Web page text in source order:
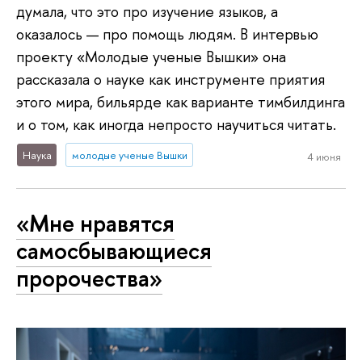
думала, что это про изучение языков, а
оказалось — про помощь людям. В интервью
проекту «Молодые ученые Вышки» она
рассказала о науке как инструменте приятия
этого мира, бильярде как варианте тимбилдинга
и о том, как иногда непросто научиться читать.
Наука молодые ученые Вышки 4 июня
«Мне нравятся
самосбывающиеся
пророчества»